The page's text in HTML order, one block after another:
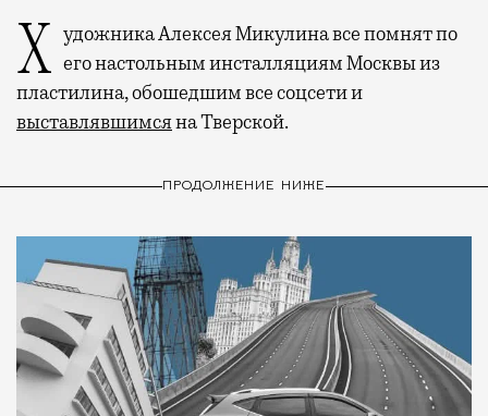
Художника Алексея Микулина все помнят по его настольным инсталляциям Москвы из
пластилина, обошедшим все соцсети и
выставлявшимсяна Тверской.
ПРОДОЛЖЕНИЕ НИЖЕ